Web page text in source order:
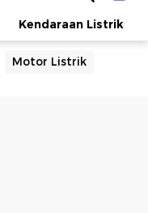
Kendaraan Listrik
Motor Listrik